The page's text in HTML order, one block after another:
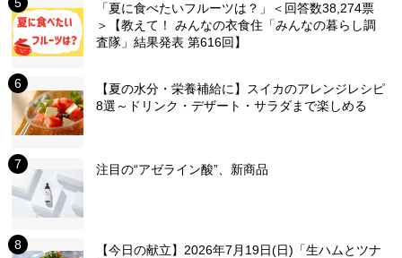
「夏に食べたいフルーツは？」＜回答数38,274票
＞【教えて！ みんなの衣食住「みんなの暮らし調
査隊」結果発表 第616回】
【夏の水分・栄養補給に】スイカのアレンジレシピ
8選～ドリンク・デザート・サラダまで楽しめる
注目の“アゼライン酸”、新商品
【今日の献立】2026年7月19日(日)「生ハムとツナ